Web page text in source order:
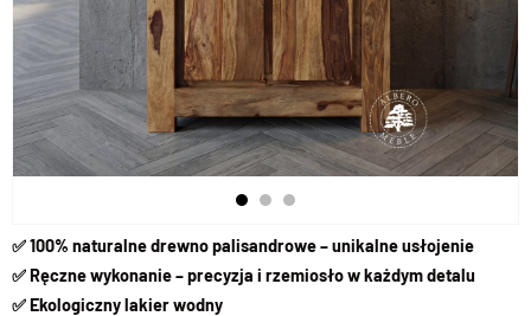
✅ 100% naturalne drewno palisandrowe – unikalne usłojenie
✅ Ręczne wykonanie – precyzja i rzemiosło w każdym detalu
✅ Ekologiczny lakier wodny